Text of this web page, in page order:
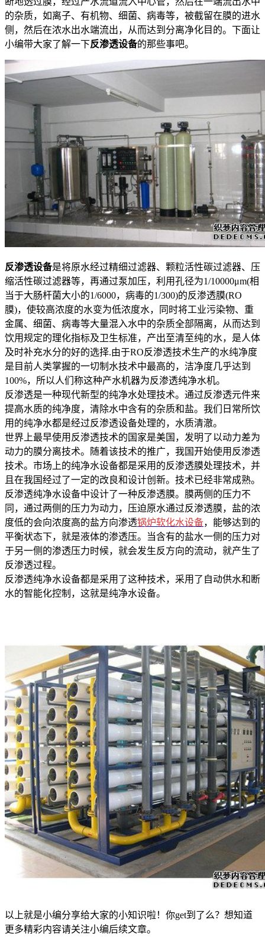
的杂质，如离子、有机物、细菌、病毒等，被截留在膜的进水
侧，然后在浓水出水端流出，从而达到分离净化目的。下面让
小编带大家了解一下反渗透设备的那些事吧。
反渗透设备是将原水经过精细过滤器、颗粒活性碳过滤器、压
缩活性碳过滤器等，再通过泵加压，利用孔径为1/10000μm(相
当于大肠杆菌大小的1/6000，病毒的1/300)的反渗透膜(RO
膜)，使较高浓度的水变为低浓度水，同时将工业污染物、重
金属、细菌、病毒等大量混入水中的杂质全部隔离，从而达到
饮用规定的理化指标及卫生标准，产出至清至纯的水，是人体
及时补充水分的好的选择.由于RO反渗透技术生产的水纯净度
是目前人类掌握的一切制水技术中最高的，洁净度几乎达到
100%，所以人们称这种产水机器为反渗透纯净水机。
反渗透是一种现代新型的纯净水处理技术。通过反渗透元件来
提高水质的纯净度，清除水中含有的杂质和盐。我们日常所饮
用的纯净水都是经过反渗透设备处理的，水质清澈。
世界上最早使用反渗透技术的国家是美国，发明了以动力差为
动力的膜分离技术。随着该技术的推广，我国开始使用反渗透
技术。市场上的纯净水设备都是采用的反渗透膜处理技术，并
且在我国经过了一定的改良和设计创新。技术已经非常成熟。
反渗透纯净水设备中设计了一种反渗透膜。膜两侧的压力不
同，通过两侧的压力为动力，压迫原水通过反渗透膜，盐的浓
度低的会向浓度高的盐方向渗透锅炉软化水设备，能够达到的
平衡状态下，就是液体的渗透压。当含有的盐水一侧的压力对
于另一侧的渗透压力时候，就会发生反方向的流动，就产生了
反渗透过程。
反渗透纯净水设备都是采用了这种技术，采用了自动供水和断
水的智能化控制，这就是纯净水设备。
以上就是小编分享给大家的小知识啦！你get到了么？想知道
更多精彩内容请关注小编后续文章。